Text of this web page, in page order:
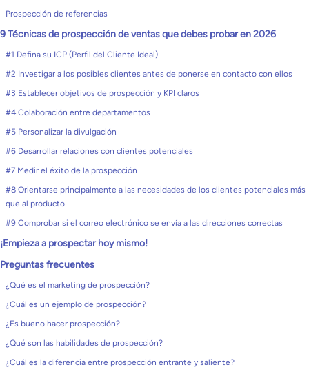
Prospección de referencias
9 Técnicas de prospección de ventas que debes probar en 2026
#1 Defina su ICP (Perfil del Cliente Ideal)
#2 Investigar a los posibles clientes antes de ponerse en contacto con ellos
#3 Establecer objetivos de prospección y KPI claros
#4 Colaboración entre departamentos
#5 Personalizar la divulgación
#6 Desarrollar relaciones con clientes potenciales
#7 Medir el éxito de la prospección
#8 Orientarse principalmente a las necesidades de los clientes potenciales más
que al producto
#9 Comprobar si el correo electrónico se envía a las direcciones correctas
¡Empieza a prospectar hoy mismo!
Preguntas frecuentes
¿Qué es el marketing de prospección?
¿Cuál es un ejemplo de prospección?
¿Es bueno hacer prospección?
¿Qué son las habilidades de prospección?
¿Cuál es la diferencia entre prospección entrante y saliente?